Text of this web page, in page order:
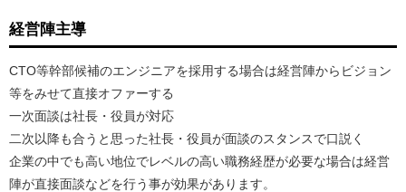
経営陣主導
CTO等幹部候補のエンジニアを採用する場合は経営陣からビジョン
等をみせて直接オファーする
一次面談は社長・役員が対応
二次以降も合うと思った社長・役員が面談のスタンスで口説く
企業の中でも高い地位でレベルの高い職務経歴が必要な場合は経営
陣が直接面談などを行う事が効果があります。